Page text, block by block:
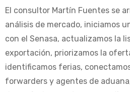
El consultor Martín Fuentes se
análisis de mercado, iniciamos
con el Senasa, actualizamos la
exportación, priorizamos la
identificamos ferias,
forwarders y agentes de